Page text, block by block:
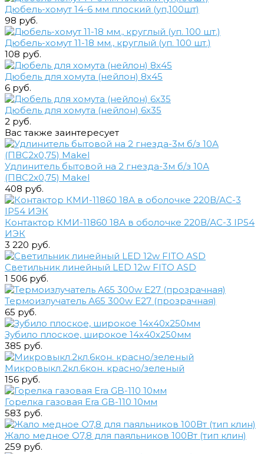
Дюбель-хомут 14-6 мм плоский (уп,100шт)
98 руб.
Дюбель-хомут 11-18 мм., круглый (уп. 100 шт.)
108 руб.
Дюбель для хомута (нейлон) 8х45
6 руб.
Дюбель для хомута (нейлон) 6х35
2 руб.
Вас также заинтересует
Удлинитель бытовой на 2 гнезда-3м б/з 10А
(ПВС2х0,75) Makel
408 руб.
Контактор КМИ-11860 18А в оболочке 220В/АС-3 IP54
ИЭК
3 220 руб.
Светильник линейный LED 12w FITO ASD
1 506 руб.
Термоизлучатель А65 300w E27 (прозрачная)
65 руб.
Зубило плоское, широкое 14х40х250мм
385 руб.
Микровыкл.2кл.6кон. красно/зеленый
156 руб.
Горелка газовая Era GB-110 10мм
583 руб.
Жало медное О7,8 для паяльников 100Вт (тип клин)
259 руб.